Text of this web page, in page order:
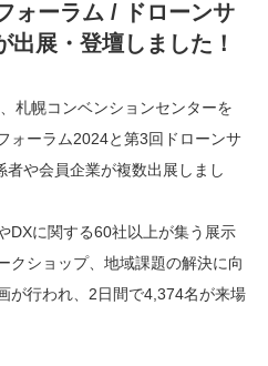
ォーラム / ドローンサ
出展・登壇しました！
札幌コンベンションセンターを
ォーラム2024と第3回ドローンサ
者や会員企業が複数出展しまし
DXに関する60社以上が集う展示
クショップ、地域課題の解決に向
が行われ、2日間で4,374名が来場